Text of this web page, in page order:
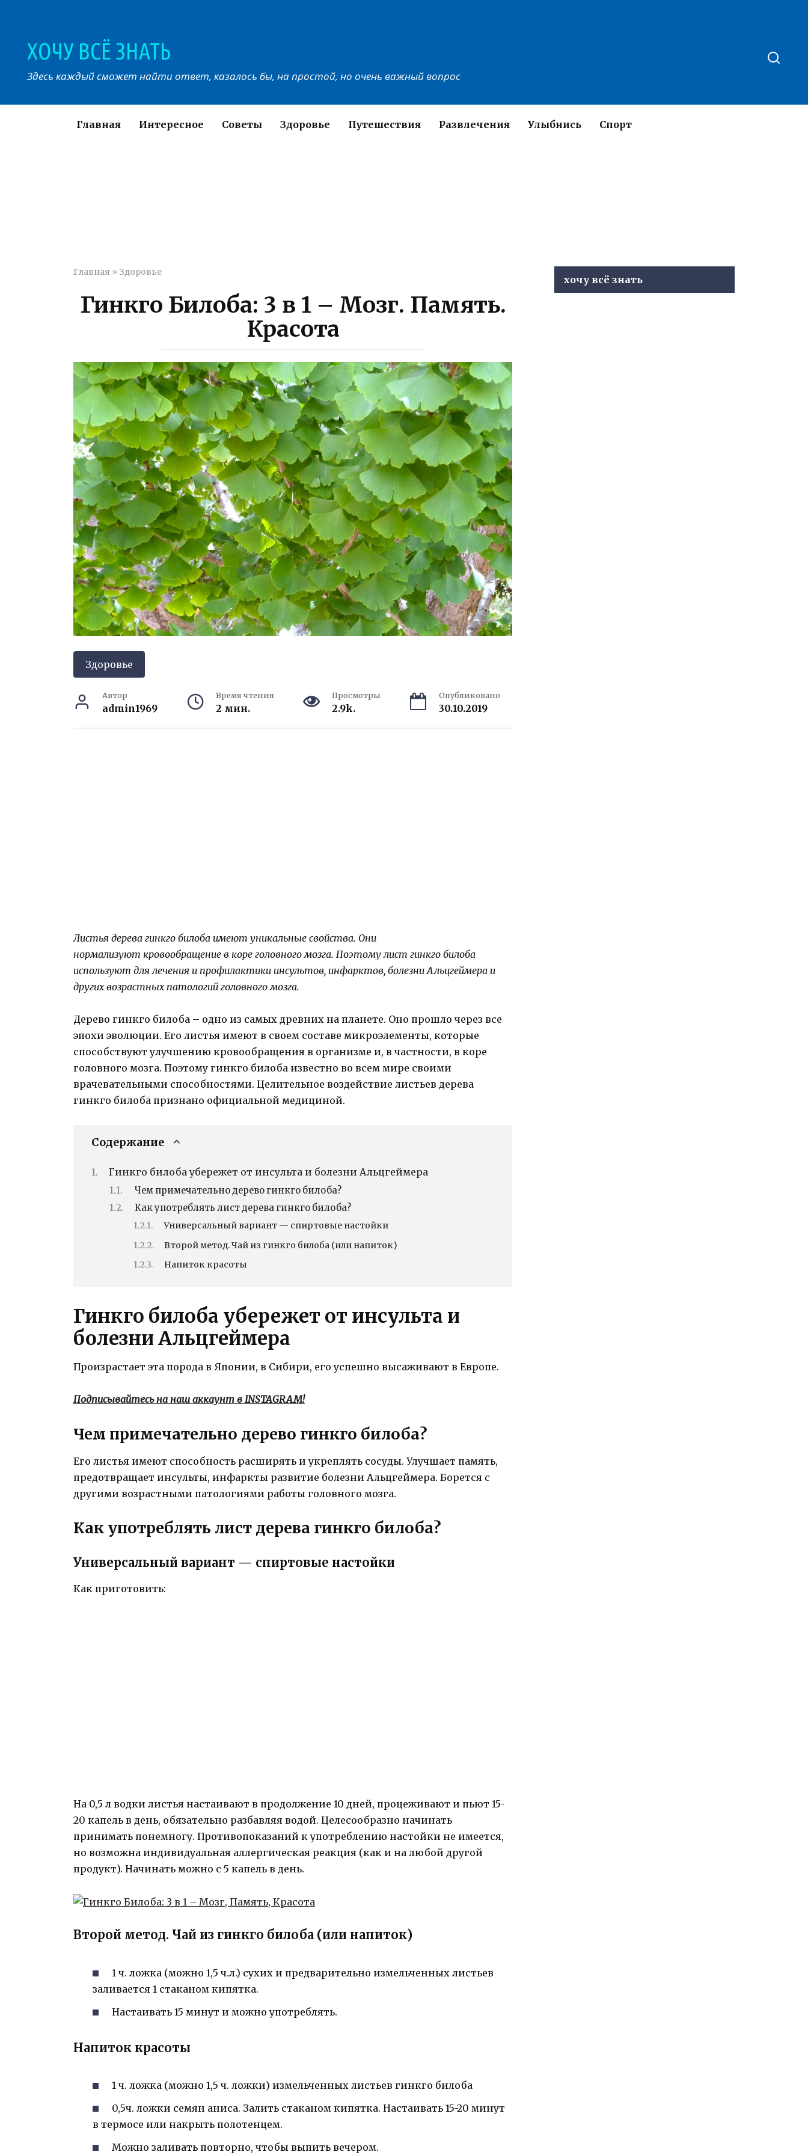
ХОЧУ ВСЁ ЗНАТЬ
Здесь каждый сможет найти ответ, казалось бы, на простой, но очень важный вопрос
Главная Интересное Советы Здоровье Путешествия Развлечения Улыбнись Спорт
Главная » Здоровье
Гинкго Билоба: 3 в 1 – Мозг. Память.
Красота
Здоровье
Автор
admin1969
Время чтения
2 мин.
Просмотры
2.9k.
Опубликовано
30.10.2019
Листья дерева гинкго билоба имеют уникальные свойства. Они
нормализуют кровообращение в коре головного мозга. Поэтому лист гинкго билоба
используют для лечения и профилактики инсультов, инфарктов, болезни Альцгеймера и
других возрастных патологий головного мозга.
Дерево гинкго билоба – одно из самых древних на планете. Оно прошло через все
эпохи эволюции. Его листья имеют в своем составе микроэлементы, которые
способствуют улучшению кровообращения в организме и, в частности, в коре
головного мозга. Поэтому гинкго билоба известно во всем мире своими
врачевательными способностями. Целительное воздействие листьев дерева
гинкго билоба признано официальной медициной.
Содержание
Гинкго билоба убережет от инсульта и болезни Альцгеймера
Чем примечательно дерево гинкго билоба?
Как употреблять лист дерева гинкго билоба?
Универсальный вариант — спиртовые настойки
Второй метод. Чай из гинкго билоба (или напиток)
Напиток красоты
Гинкго билоба убережет от инсульта и
болезни Альцгеймера
Произрастает эта порода в Японии, в Сибири, его успешно высаживают в Европе.
Подписывайтесь на наш аккаунт в INSTAGRAM!
Чем примечательно дерево гинкго билоба?
Его листья имеют способность расширять и укреплять сосуды. Улучшает память,
предотвращает инсульты, инфаркты развитие болезни Альцгеймера. Борется с
другими возрастными патологиями работы головного мозга.
Как употреблять лист дерева гинкго билоба?
Универсальный вариант — спиртовые настойки
Как приготовить:
На 0,5 л водки листья настаивают в продолжение 10 дней, процеживают и пьют 15-
20 капель в день, обязательно разбавляя водой. Целесообразно начинать
принимать понемногу. Противопоказаний к употреблению настойки не имеется,
но возможна индивидуальная аллергическая реакция (как и на любой другой
продукт). Начинать можно с 5 капель в день.
Второй метод. Чай из гинкго билоба (или напиток)
1 ч. ложка (можно 1,5 ч.л.) сухих и предварительно измельченных листьев
заливается 1 стаканом кипятка.
Настаивать 15 минут и можно употреблять.
Напиток красоты
1 ч. ложка (можно 1,5 ч. ложки) измельченных листьев гинкго билоба
0,5ч. ложки семян аниса. Залить стаканом кипятка. Настаивать 15-20 минут
в термосе или накрыть полотенцем.
Можно заливать повторно, чтобы выпить вечером.
хочу всё знать